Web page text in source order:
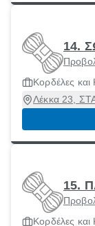
14.
Κορδέλες και
Λέκκα 23,
15.
Κορδέλες και